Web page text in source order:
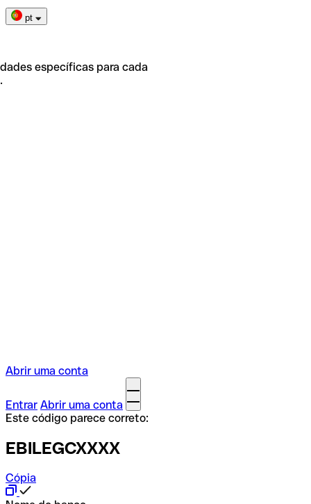
pt
específicas para cada
Abrir uma conta
Entrar Abrir uma conta
Este código parece correto:
EBILEGCXXXX
Cópia